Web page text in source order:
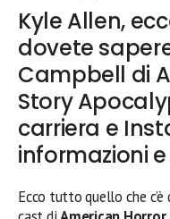
Kyle Allen,
dovete
Campbell di
Story
carriera e
informazioni
Ecco tutto quello che